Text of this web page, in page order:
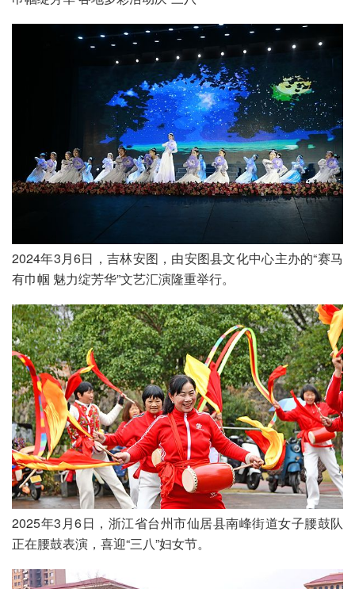
2024年3月6日，吉林安图，由安图县文化中心主办的“赛马
有巾帼 魅力绽芳华”文艺汇演隆重举行。
2025年3月6日，浙江省台州市仙居县南峰街道女子腰鼓队
正在腰鼓表演，喜迎“三八”妇女节。